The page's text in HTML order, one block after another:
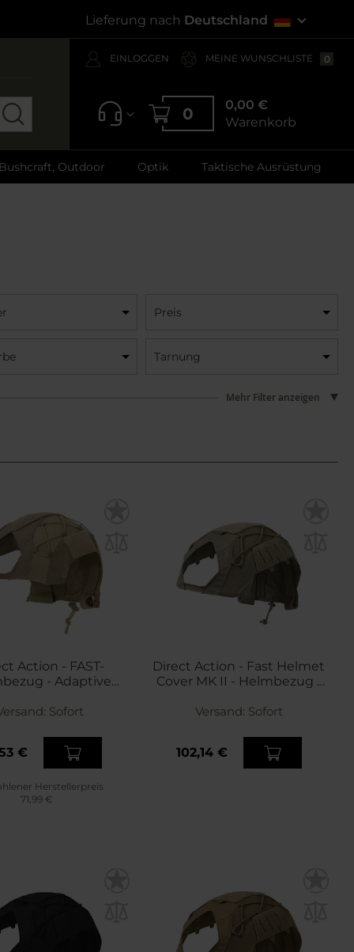
Lieferung nach Deutschland
EINLOGGEN MEINE WUNSCHLISTE 0
0
0,00 €
Warenkorb
Outdoor Optik Taktische Ausrüstung
Preis
Tarnung
Mehr Filter anzeigen
Action - FAST-
- Adaptive
Sofort
€
Herstellerpreis
71,99 €
Direct Action - Fast Helmet
Cover MK II - Helmbezug -
Versand: Sofort
102,14 €